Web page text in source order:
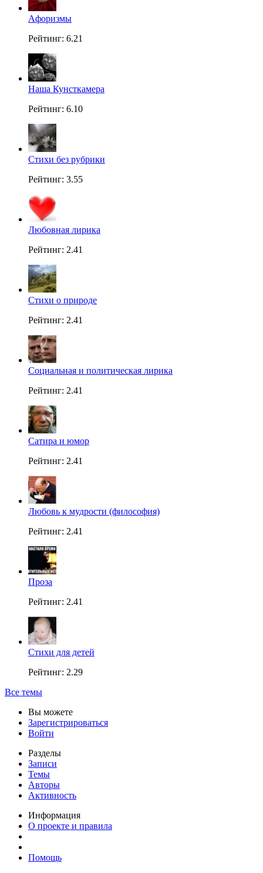
Aфоризмы
Рейтинг: 6.21
Наша Кунсткамера
Рейтинг: 6.10
Стихи без рубрики
Рейтинг: 3.55
Любовная лирика
Рейтинг: 2.41
Стихи о природе
Рейтинг: 2.41
Социальная и политическая лирика
Рейтинг: 2.41
Сатира и юмор
Рейтинг: 2.41
Любовь к мудрости (философия)
Рейтинг: 2.41
Проза
Рейтинг: 2.41
Стихи для детей
Рейтинг: 2.29
Все темы
Вы можете
Зарегистрироваться
Войти
Разделы
Записи
Темы
Авторы
Активность
Информация
О проекте и правила
Помощь